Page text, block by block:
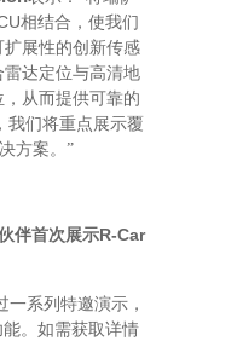
相结合，使我们
展性的创新传感
达定位与高清地
从而提供可靠的
我们将重点展示覆
方案。 ”
伴首次展示R-Car
一系列特邀演示，
能。如需获取详情